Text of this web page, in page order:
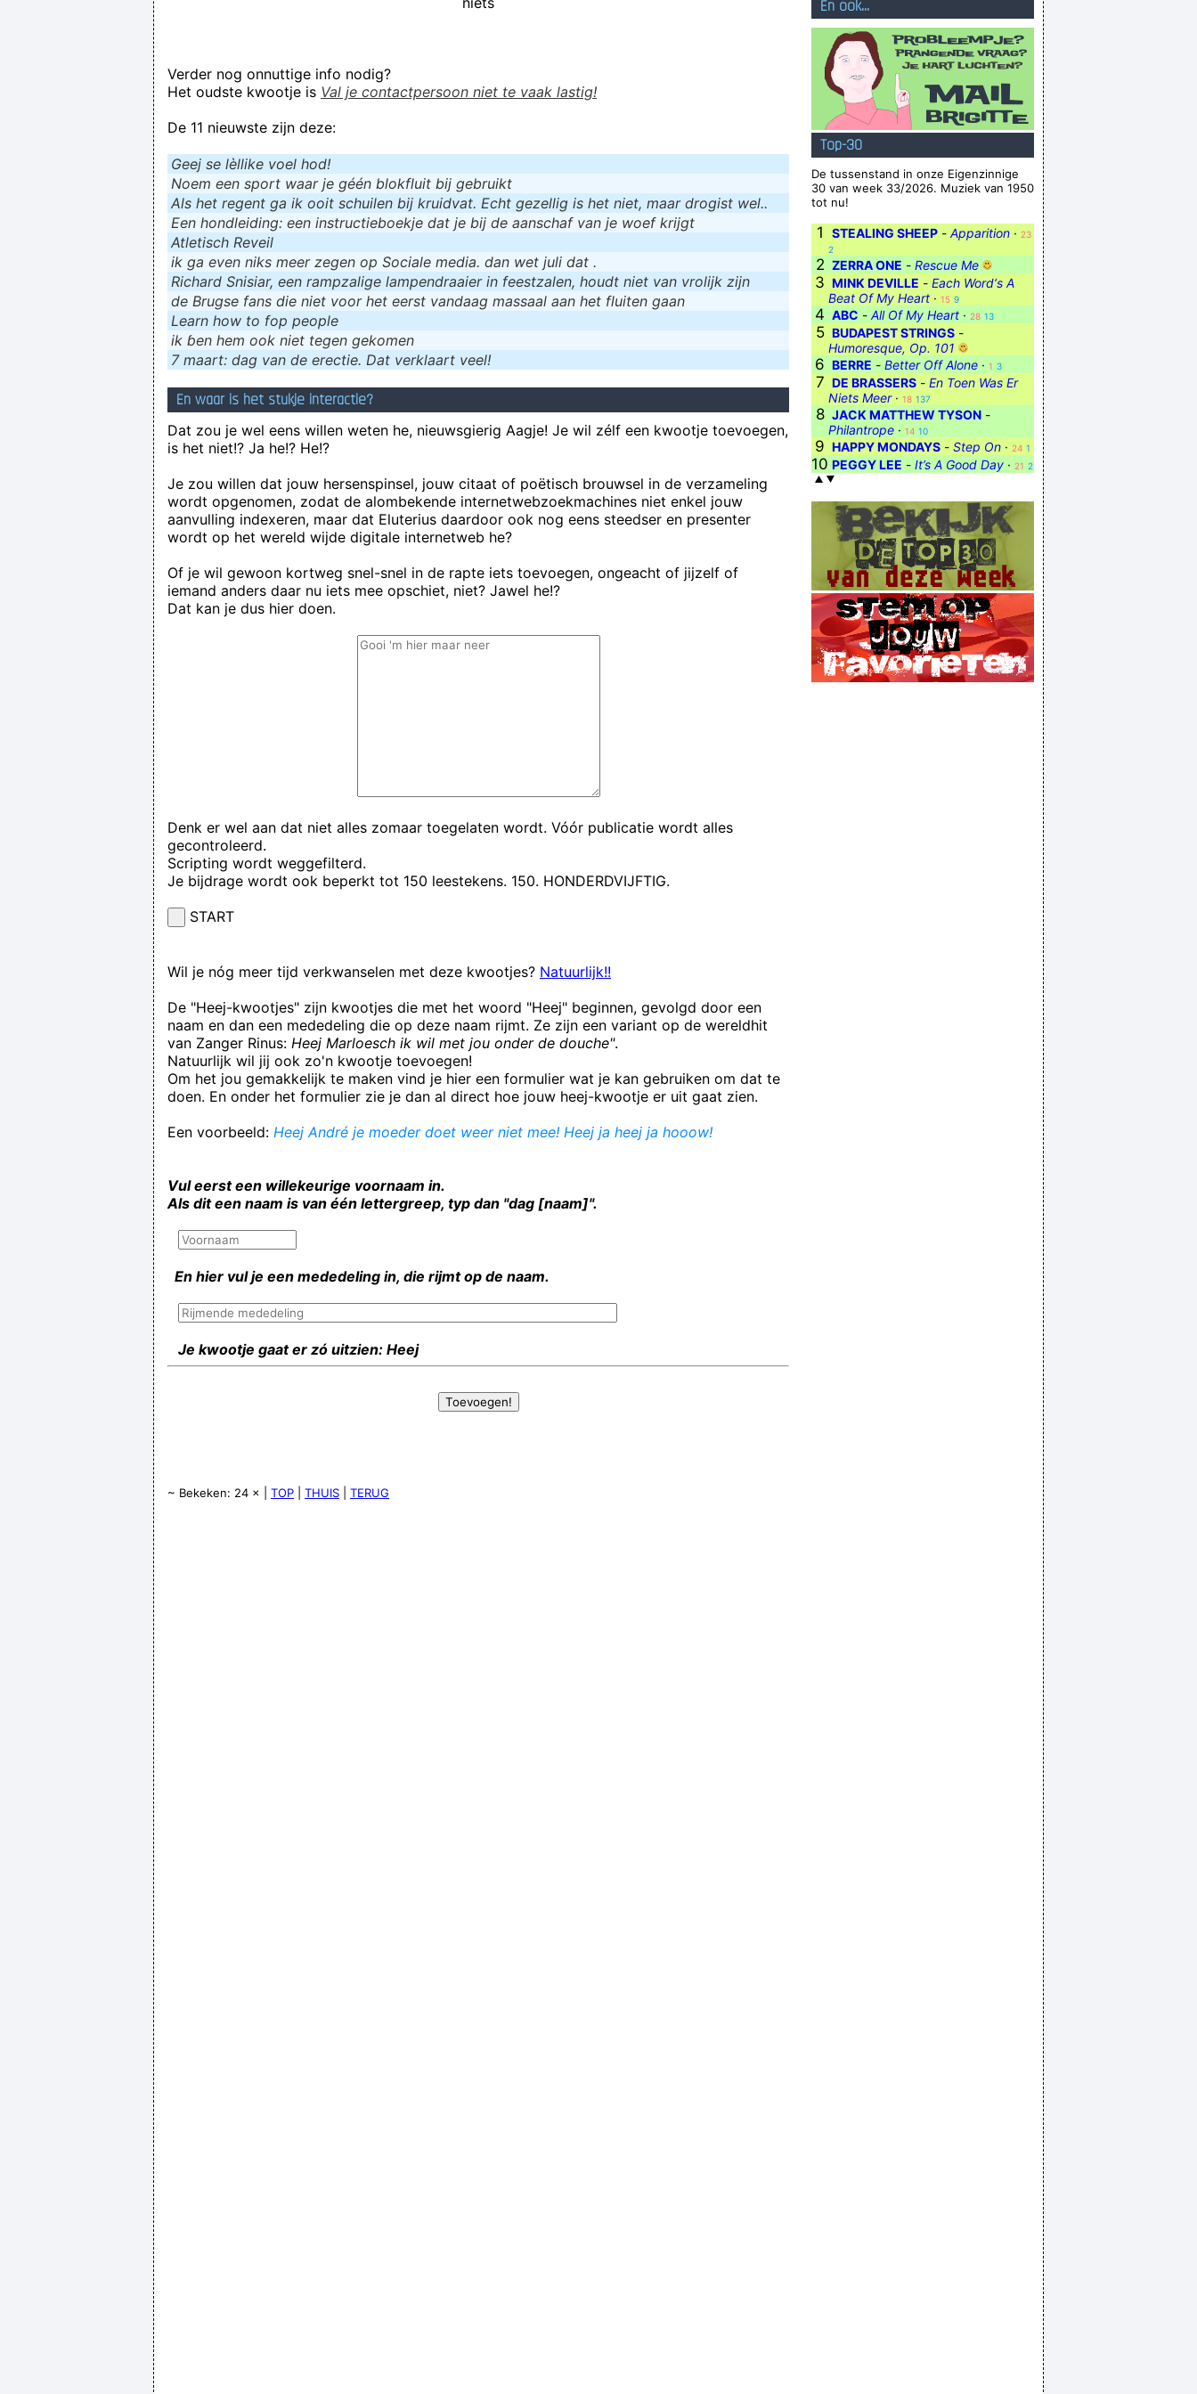
Verder nog onnuttige info nodig?
Het oudste kwootje is Val je contactpersoon niet te vaak lastig!
De 11 nieuwste zijn deze:
Geej se lèllike voel hod!
Noem een sport waar je géén blokfluit bij gebruikt
Als het regent ga ik ooit schuilen bij kruidvat. Echt gezellig is het niet, maar drogist wel..
Een hondleiding: een instructieboekje dat je bij de aanschaf van je woef krijgt
Atletisch Reveil
ik ga even niks meer zegen op Sociale media. dan wet juli dat .
Richard Snisiar, een rampzalige lampendraaier in feestzalen, houdt niet van vrolijk zijn
de Brugse fans die niet voor het eerst vandaag massaal aan het fluiten gaan
Learn how to fop people
ik ɓen hem ook niet tegen gekomen
7 maart: dag van de erectie. Dat verklaart veel!
En waar is het stukje interactie?
Dat zou je wel eens willen weten he, nieuwsgierig Aagje! Je wil zélf een kwootje toevoegen,
is het niet!? Ja he!? He!?
Je zou willen dat jouw hersenspinsel, jouw citaat of poëtisch brouwsel in de verzameling
wordt opgenomen, zodat de alombekende internetwebzoekmachines niet enkel jouw
aanvulling indexeren, maar dat Eluterius daardoor ook nog eens steedser en presenter
wordt op het wereld wijde digitale internetweb he?
Of je wil gewoon kortweg snel-snel in de rapte iets toevoegen, ongeacht of jijzelf of
iemand anders daar nu iets mee opschiet, niet? Jawel he!?
Dat kan je dus hier doen.
Denk er wel aan dat niet alles zomaar toegelaten wordt. Vóór publicatie wordt alles
gecontroleerd.
Scripting wordt weggefilterd.
Je bijdrage wordt ook beperkt tot 150 leestekens. 150. HONDERDVIJFTIG.
START
Wil je nóg meer tijd verkwanselen met deze kwootjes? Natuurlijk!!
De "Heej-kwootjes" zijn kwootjes die met het woord "Heej" beginnen, gevolgd door een
naam en dan een mededeling die op deze naam rijmt. Ze zijn een variant op de wereldhit
van Zanger Rinus: Heej Marloesch ik wil met jou onder de douche".
Natuurlijk wil jij ook zo'n kwootje toevoegen!
Om het jou gemakkelijk te maken vind je hier een formulier wat je kan gebruiken om dat te
doen. En onder het formulier zie je dan al direct hoe jouw heej-kwootje er uit gaat zien.
Een voorbeeld: Heej André je moeder doet weer niet mee! Heej ja heej ja hooow!
Vul eerst een willekeurige voornaam in.
Als dit een naam is van één lettergreep, typ dan "dag [naam]".
En hier vul je een mededeling in, die rijmt op de naam.
Je kwootje gaat er zó uitzien: Heej
~ Bekeken: 24 × | TOP THUIS TERUG
En ook...
Top-30
De tussenstand in onze Eigenzinnige
30 van week 33/2026. Muziek van 1950
tot nu!
1 STEALING SHEEP - Apparition · 23
2
2 ZERRA ONE - Rescue Me
3 MINK DEVILLE - Each Word‘s A
Beat Of My Heart · 15 9
4 ABC - All Of My Heart · 28 13
5 BUDAPEST STRINGS -
Humoresque, Op. 101
6 BERRE - Better Off Alone · 1 3
7 DE BRASSERS - En Toen Was Er
Niets Meer· 18 137
8 JACK MATTHEW TYSON -
Philantrope · 14 10
9 HAPPY MONDAYS - Step On · 24 1
10 PEGGY LEE - It’s A Good Day · 21 2